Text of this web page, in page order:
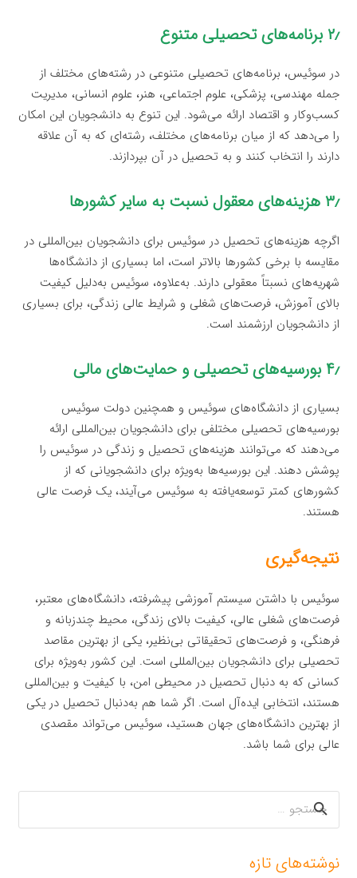
۲٫ برنامه‌های تحصیلی متنوع
در سوئیس، برنامه‌های تحصیلی متنوعی در رشته‌های مختلف از
جمله مهندسی، پزشکی، علوم اجتماعی، هنر، علوم انسانی، مدیریت
کسب‌وکار و اقتصاد ارائه می‌شود. این تنوع به دانشجویان این امکان
را می‌دهد که از میان برنامه‌های مختلف، رشته‌ای که به آن علاقه
دارند را انتخاب کنند و به تحصیل در آن بپردازند.
۳٫ هزینه‌های معقول نسبت به سایر کشورها
اگرچه هزینه‌های تحصیل در سوئیس برای دانشجویان بین‌المللی در
مقایسه با برخی کشورها بالاتر است، اما بسیاری از دانشگاه‌ها
شهریه‌های نسبتاً معقولی دارند. به‌علاوه، سوئیس به‌دلیل کیفیت
بالای آموزش، فرصت‌های شغلی و شرایط عالی زندگی، برای بسیاری
از دانشجویان ارزشمند است.
۴٫ بورسیه‌های تحصیلی و حمایت‌های مالی
بسیاری از دانشگاه‌های سوئیس و همچنین دولت سوئیس
بورسیه‌های تحصیلی مختلفی برای دانشجویان بین‌المللی ارائه
می‌دهند که می‌توانند هزینه‌های تحصیل و زندگی در سوئیس را
پوشش دهند. این بورسیه‌ها به‌ویژه برای دانشجویانی که از
کشورهای کمتر توسعه‌یافته به سوئیس می‌آیند، یک فرصت عالی
هستند.
نتیجه‌گیری
سوئیس با داشتن سیستم آموزشی پیشرفته، دانشگاه‌های معتبر،
فرصت‌های شغلی عالی، کیفیت بالای زندگی، محیط چندزبانه و
فرهنگی، و فرصت‌های تحقیقاتی بی‌نظیر، یکی از بهترین مقاصد
تحصیلی برای دانشجویان بین‌المللی است. این کشور به‌ویژه برای
کسانی که به دنبال تحصیل در محیطی امن، با کیفیت و بین‌المللی
هستند، انتخابی ایده‌آل است. اگر شما هم به‌دنبال تحصیل در یکی
از بهترین دانشگاه‌های جهان هستید، سوئیس می‌تواند مقصدی
عالی برای شما باشد.
جستجو
برای:
نوشته‌های تازه